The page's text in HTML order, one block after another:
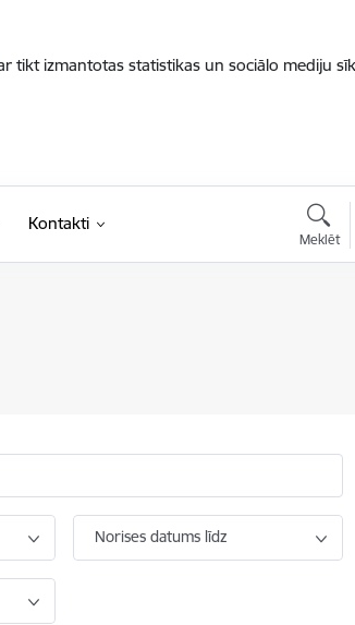
tikt izmantotas statistikas un sociālo mediju
Kontakti
Meklēt
Norises datums līdz